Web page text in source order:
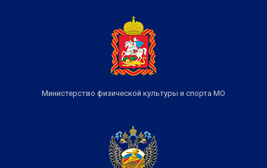
Министерство физической культуры и спорта МО